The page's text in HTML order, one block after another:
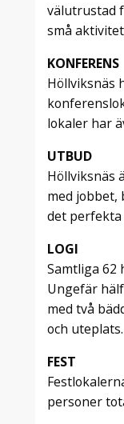
välutrustad
små
KONFERENS
Höllviksnäs
lokaler har
UTBUD
Höllviksnäs
med jobbet,
det
LOGI
Samtliga 62
Ungefär
med två
och uteplats.
FEST
personer